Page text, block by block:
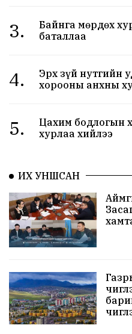
3.
Байнга мөрдөх
баталлаа
4.
Эрх зүй нутгийн
хорооны анхны
5.
Цахим бодлогын
хурлаа хийлээ
ИХ УНШСАН